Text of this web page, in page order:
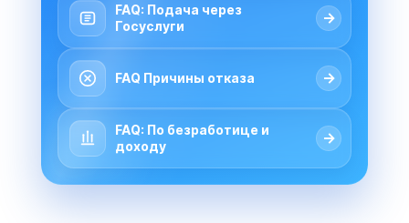
FAQ: Подача через
Госуслуги
→
FAQ Причины отказа →
FAQ: По безработице и
доходу
→